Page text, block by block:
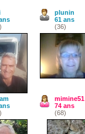
plunin
61 ans
(36)
mimine51
74 ans
(68)